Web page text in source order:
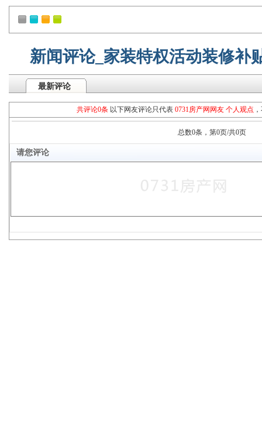
新闻评论_家装特权活动装修补
最新评论
共评论0条 以下网友评论只代表 0731房产网网友 个人观点
总数0条，第0页/共0页
请您评论